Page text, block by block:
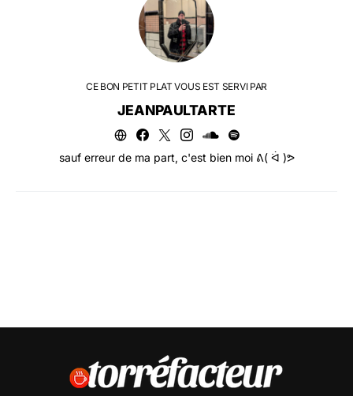
CE BON PETIT PLAT VOUS EST SERVI PAR
JEANPAULTARTE
sauf erreur de ma part, c'est bien moi ᕕ( ᐛ )ᕗ